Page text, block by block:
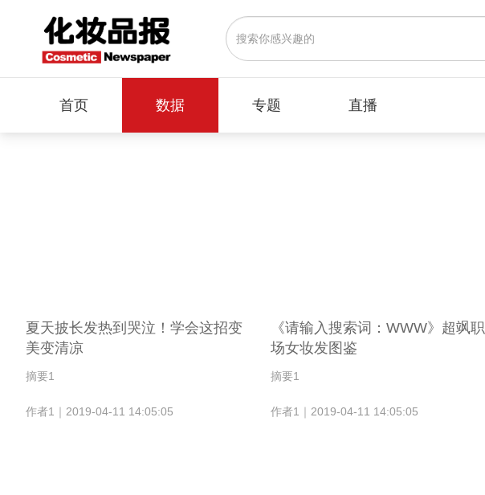
首页 数据 专题 直播
夏天披长发热到哭泣！学会这招变
美变清凉
摘要1
作者1｜2019-04-11 14:05:05
《请输入搜索词：WWW》超飒职
场女妆发图鉴
摘要1
作者1｜2019-04-11 14:05:05